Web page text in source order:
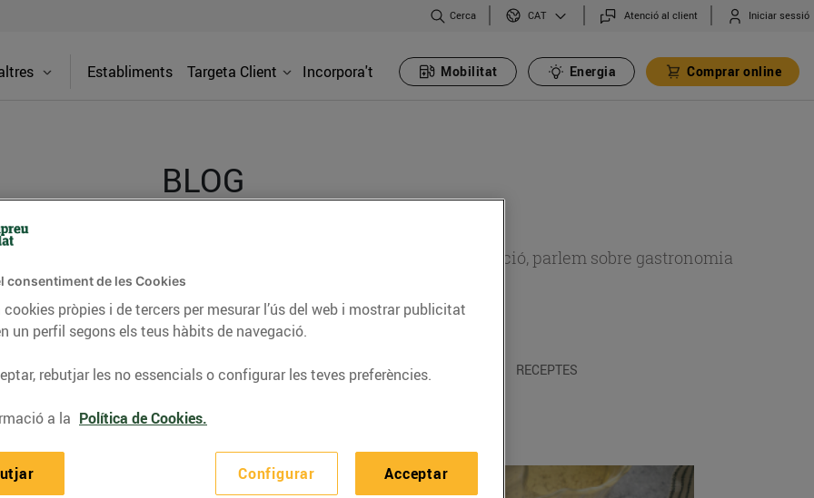
Cerca CAT Atenció al client Iniciar sessió
Establiments Targeta Client Incorpora't Mobilitat Energia Comprar online
BLOG
consells nutricionals, informació d’actualitat sobre alimentació, parlem sobre gastronomia
del nostre territori i molts altres temes.
CONSELLS I HÀBITS SALUDABLES ENERGIA GASTRONOMIA I TRADICIONS RECEPTES
consentiment de les Cookies
pròpies i de tercers per mesurar l’ús del web i mostrar publicitat
un perfil segons els teus hàbits de navegació.
rebutjar les no essencials o configurar les teves preferències.
a la Política de Cookies.
Configurar Acceptar